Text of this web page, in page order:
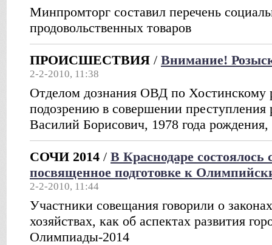
Минпромторг составил перечень
продовольственных товаров
ПРОИСШЕСТВИЯ / Внимание!
2-2-2010, 11:38
Отделом дознания ОВД по Хостинскому
подозрению в совершении преступления
Василий Борисович, 1978 года
СОЧИ 2014 / В Краснодаре состоялось
посвященное подготовке к
2-2-2010, 11:44
Участники совещания говорили о
хозяйствах, как об аспектах развития
Олимпиады-2014